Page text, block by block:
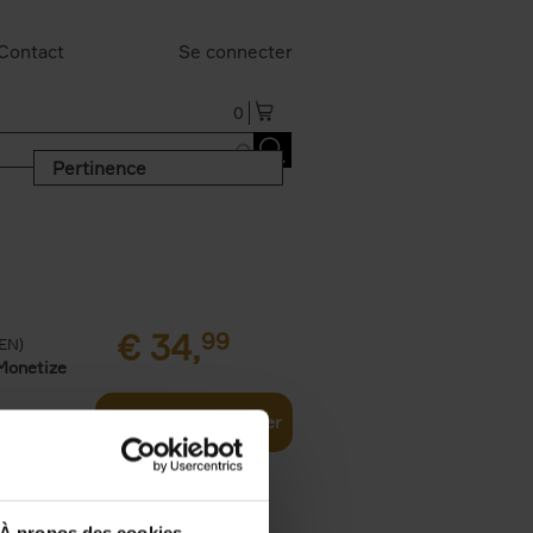
Se connecter
0
Pertinence
€ 34,99
Ajouter au panier